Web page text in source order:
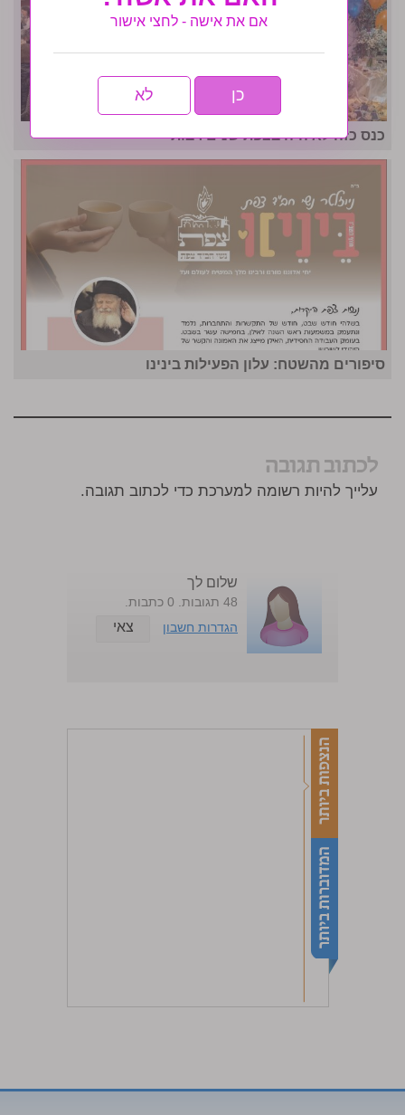
כנס כזה לא היה בצפת שנים רבות
סיפורים מהשטח: עלון הפעילות בינינו
לכתוב תגובה
עלייך להיות רשומה למערכת כדי לכתוב תגובה.
שלום לך
48 תגובות. 0 כתבות.
הגדרות חשבון
צאי
אם את אישה - לחצי אישור
כן לא